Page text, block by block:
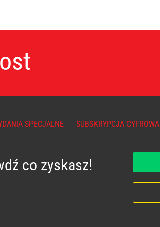
SPECJALNE SUBSKRYPCJA CYFROWA
co zyskasz!